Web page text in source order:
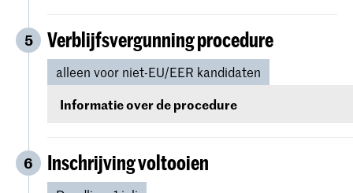
Master Photography & Society aan de KABK.
Onderdeel van de toelatingsdag is een
groepsworkshop/opdracht, een interview, een
lunch met huidige studenten, een nabespreking
5 Verblijfsvergunning procedure
alleen voor niet-EU/EER kandidaten
Informatie over de procedure
ontvangen in het kader van hun inschrijving
instructies over het aanvragen van een
6 Inschrijving voltooien